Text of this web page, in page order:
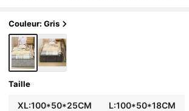
organisateur de rangement plat et gain de
nvient pour la rentrée scolaire, Halloween,
Couleur: Gris
Taille
XL:100*50*25CM L:100*50*18CM